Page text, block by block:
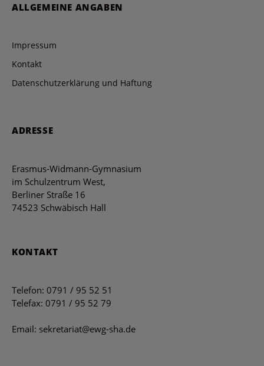
ALLGEMEINE ANGABEN
Impressum
Kontakt
Datenschutzerklärung und Haftung
ADRESSE
Erasmus-Widmann-Gymnasium
im Schulzentrum West,
Berliner Straße 16
74523 Schwäbisch Hall
KONTAKT
Telefon: 0791 / 95 52 51
Telefax: 0791 / 95 52 79
Email: sekretariat@ewg-sha.de